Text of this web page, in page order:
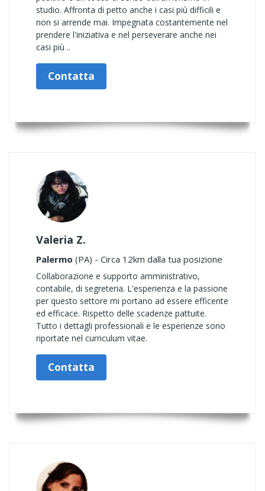
studio. Affronta di petto anche i casi più difficili e
non si arrende mai. Impegnata costantemente nel
prendere l'iniziativa e nel perseverare anche nei
casi più ..
Contatta
Valeria Z.
Palermo (PA) - Circa 12km dalla tua posizione
Collaborazione e supporto amministrativo,
contabile, di segreteria. L'esperienza e la passione
per questo settore mi portano ad essere efficente
ed efficace. Rispetto delle scadenze pattuite.
Tutto i dettagli professionali e le esperienze sono
riportate nel curriculum vitae.
Contatta